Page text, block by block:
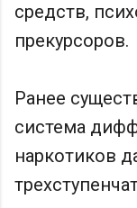
средств,
прекурсоров.
Ранее
система
наркотиков